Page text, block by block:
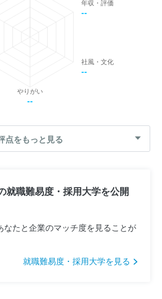
年収・評価
--
社風・文化
--
やりがい
--
点をもっと見る
就職難易度・採用大学を公開
なたと企業のマッチ度を見ることが
就職難易度・採用大学を見る